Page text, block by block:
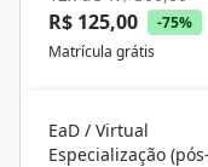
R$ 125,00
-75%
Matrícula grátis
EaD / Virtual